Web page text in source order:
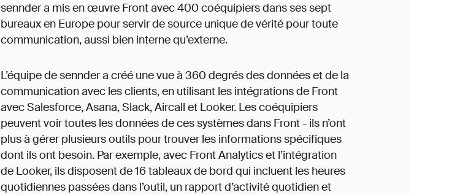
sennder a mis en œuvre Front avec 400 coéquipiers dans ses sept
bureaux en Europe pour servir de source unique de vérité pour toute
communication, aussi bien interne qu’externe.
L’équipe de sennder a créé une vue à 360 degrés des données et de la
communication avec les clients, en utilisant les intégrations de Front
avec Salesforce, Asana, Slack, Aircall et Looker. Les coéquipiers
peuvent voir toutes les données de ces systèmes dans Front - ils n’ont
plus à gérer plusieurs outils pour trouver les informations spécifiques
dont ils ont besoin. Par exemple, avec Front Analytics et l’intégration
de Looker, ils disposent de 16 tableaux de bord qui incluent les heures
quotidiennes passées dans l’outil, un rapport d’activité quotidien et